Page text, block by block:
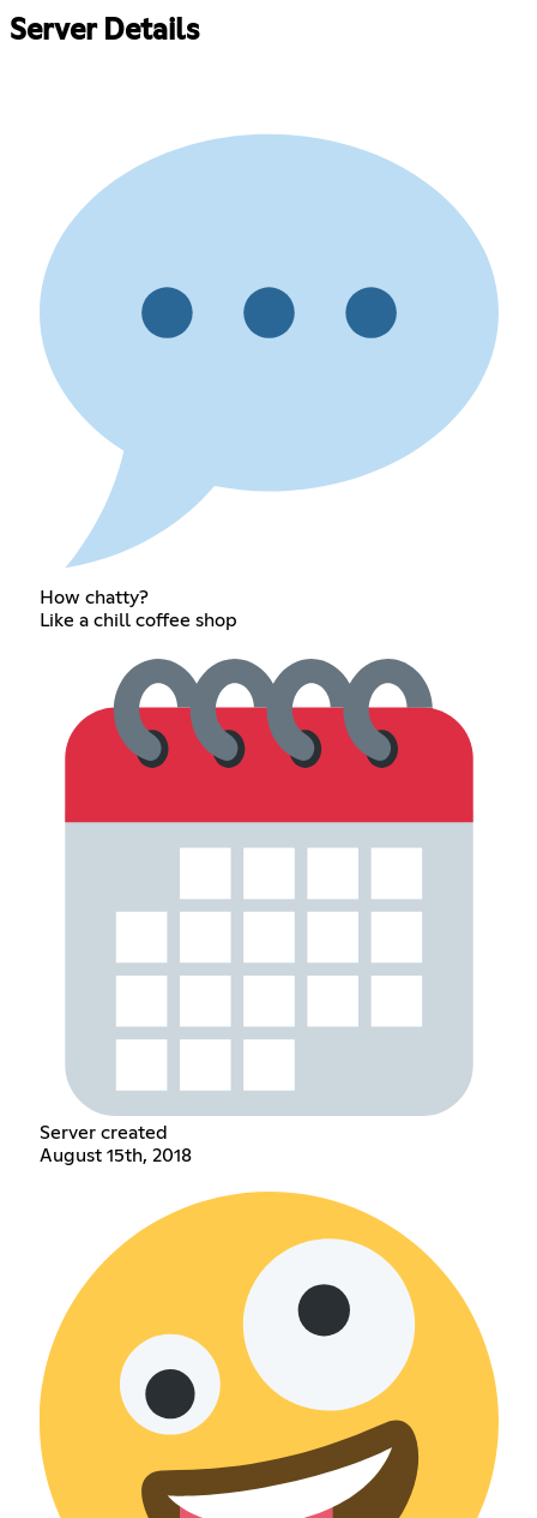
Server Details
How chatty?
Like a chill coffee shop
Server created
August 15th, 2018